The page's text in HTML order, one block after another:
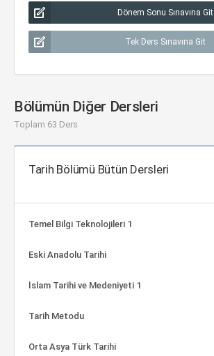
Dönem Sonu Sınavına Git
Tek Ders Sınavına Git
Bölümün Diğer Dersleri
Toplam 63 Ders
Tarih Bölümü Bütün Dersleri
Temel Bilgi Teknolojileri 1
Eski Anadolu Tarihi
İslam Tarihi ve Medeniyeti 1
Tarih Metodu
Orta Asya Türk Tarihi